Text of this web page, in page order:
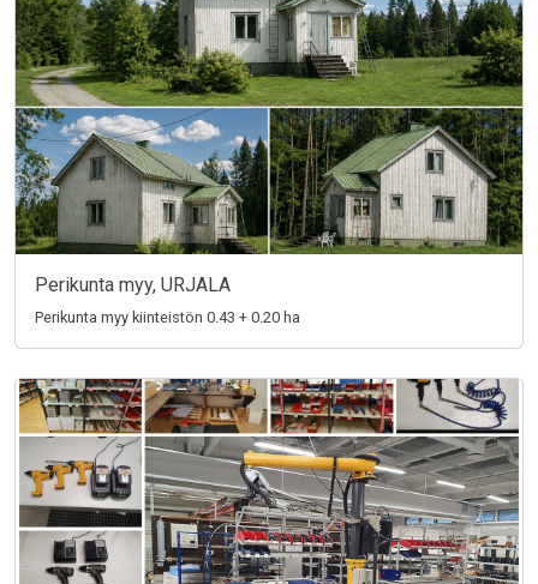
Perikunta myy, URJALA
Perikunta myy kiinteistön 0.43 + 0.20 ha